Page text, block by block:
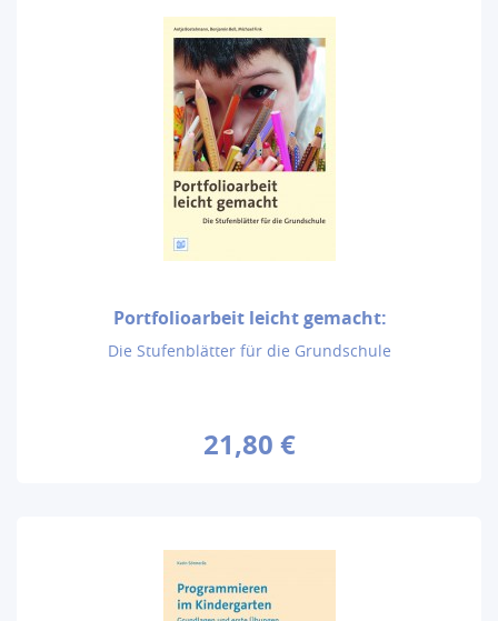
Portfolioarbeit leicht gemacht:
Die Stufenblätter für die Grundschule
21,80 €